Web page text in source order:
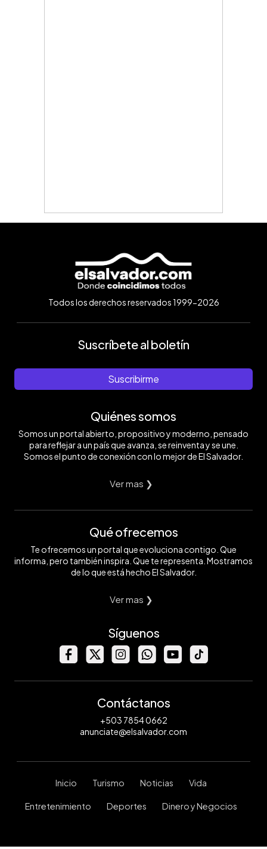
Todos los derechos reservados 1999-2026
Suscríbete al boletín
Suscribirme
Quiénes somos
Somos un portal abierto, propositivo y moderno, pensado
para reflejar a un país que avanza, se reinventa y se une.
Somos el punto de conexión con lo mejor de El Salvador.
Ver mas ❯
Qué ofrecemos
Te ofrecemos un portal que evoluciona contigo. Que
informa, pero también inspira. Que te representa. Mostramos
de lo que está hecho El Salvador.
Ver mas ❯
Síguenos
Contáctanos
+503 7854 0662
anunciate@elsalvador.com
Inicio Turismo Noticias Vida
Entretenimiento Deportes Dinero y Negocios